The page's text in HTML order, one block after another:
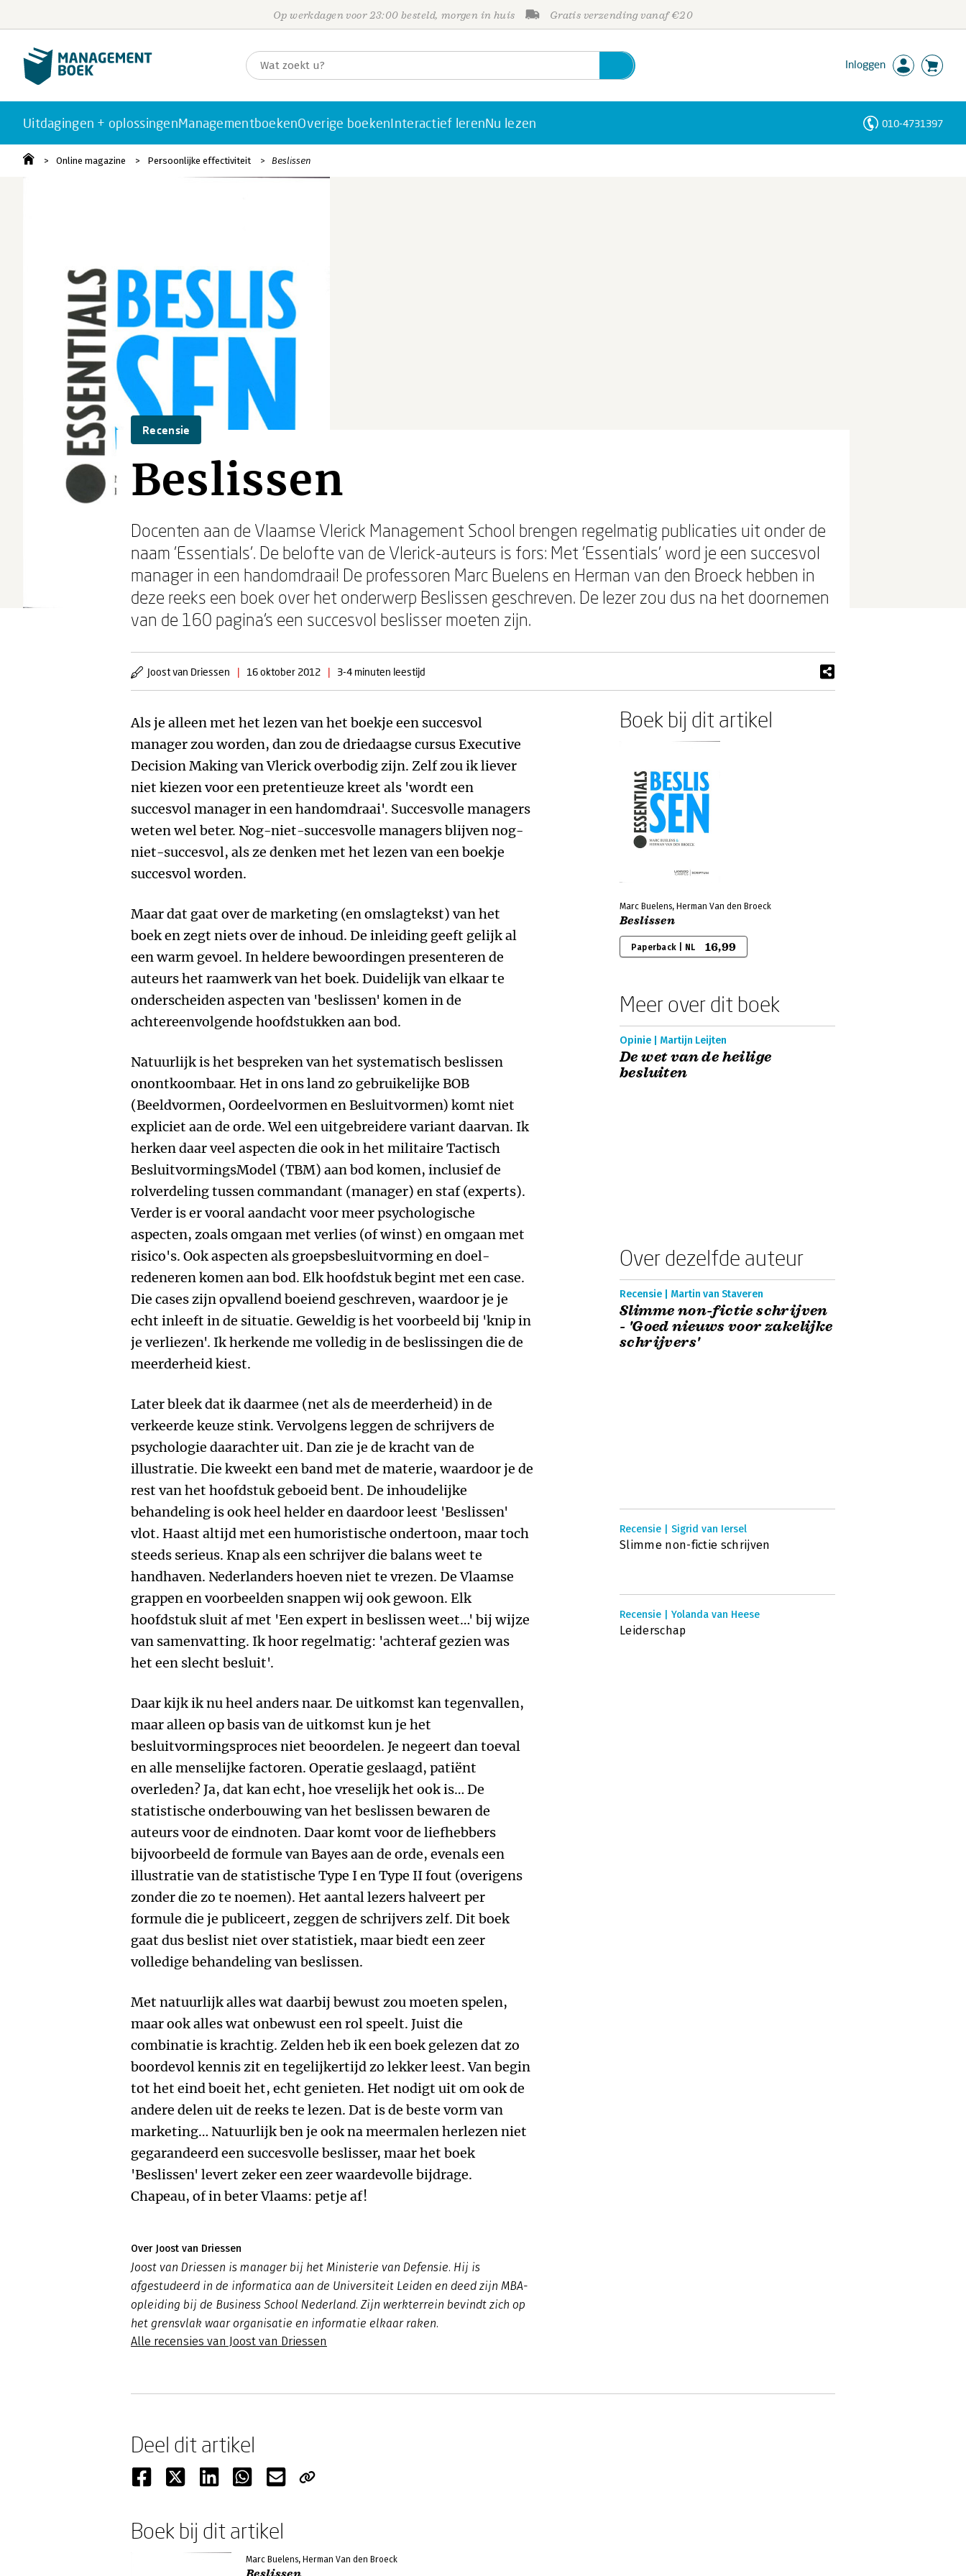
Op werkdagen voor 23:00 besteld, morgen in huis Gratis verzending vanaf €20
Inloggen
Uitdagingen + oplossingenManagementboekenOverige boekenInteractief lerenNu lezen 010-4731397
Online magazine Persoonlijke effectiviteit Beslissen
Recensie
Beslissen
Docenten aan de Vlaamse Vlerick Management School brengen regelmatig publicaties uit onder de
naam 'Essentials'. De belofte van de Vlerick-auteurs is fors: Met 'Essentials' word je een succesvol
manager in een handomdraai! De professoren Marc Buelens en Herman van den Broeck hebben in
deze reeks een boek over het onderwerp Beslissen geschreven. De lezer zou dus na het doornemen
van de 160 pagina's een succesvol beslisser moeten zijn.
Joost van Driessen | 16 oktober 2012 | 3-4 minuten leestijd
Als je alleen met het lezen van het boekje een succesvol
manager zou worden, dan zou de driedaagse cursus Executive
Decision Making van Vlerick overbodig zijn. Zelf zou ik liever
niet kiezen voor een pretentieuze kreet als 'wordt een
succesvol manager in een handomdraai'. Succesvolle managers
weten wel beter. Nog-niet-succesvolle managers blijven nog-
niet-succesvol, als ze denken met het lezen van een boekje
succesvol worden.
Maar dat gaat over de marketing (en omslagtekst) van het
boek en zegt niets over de inhoud. De inleiding geeft gelijk al
een warm gevoel. In heldere bewoordingen presenteren de
auteurs het raamwerk van het boek. Duidelijk van elkaar te
onderscheiden aspecten van 'beslissen' komen in de
achtereenvolgende hoofdstukken aan bod.
Natuurlijk is het bespreken van het systematisch beslissen
onontkoombaar. Het in ons land zo gebruikelijke BOB
(Beeldvormen, Oordeelvormen en Besluitvormen) komt niet
expliciet aan de orde. Wel een uitgebreidere variant daarvan. Ik
herken daar veel aspecten die ook in het militaire Tactisch
BesluitvormingsModel (TBM) aan bod komen, inclusief de
rolverdeling tussen commandant (manager) en staf (experts).
Verder is er vooral aandacht voor meer psychologische
aspecten, zoals omgaan met verlies (of winst) en omgaan met
risico's. Ook aspecten als groepsbesluitvorming en doel-
redeneren komen aan bod. Elk hoofdstuk begint met een case.
Die cases zijn opvallend boeiend geschreven, waardoor je je
echt inleeft in de situatie. Geweldig is het voorbeeld bij 'knip in
je verliezen'. Ik herkende me volledig in de beslissingen die de
meerderheid kiest.
Later bleek dat ik daarmee (net als de meerderheid) in de
verkeerde keuze stink. Vervolgens leggen de schrijvers de
psychologie daarachter uit. Dan zie je de kracht van de
illustratie. Die kweekt een band met de materie, waardoor je de
rest van het hoofdstuk geboeid bent. De inhoudelijke
behandeling is ook heel helder en daardoor leest 'Beslissen'
vlot. Haast altijd met een humoristische ondertoon, maar toch
steeds serieus. Knap als een schrijver die balans weet te
handhaven. Nederlanders hoeven niet te vrezen. De Vlaamse
grappen en voorbeelden snappen wij ook gewoon. Elk
hoofdstuk sluit af met 'Een expert in beslissen weet…' bij wijze
van samenvatting. Ik hoor regelmatig: 'achteraf gezien was
het een slecht besluit'.
Daar kijk ik nu heel anders naar. De uitkomst kan tegenvallen,
maar alleen op basis van de uitkomst kun je het
besluitvormingsproces niet beoordelen. Je negeert dan toeval
en alle menselijke factoren. Operatie geslaagd, patiënt
overleden? Ja, dat kan echt, hoe vreselijk het ook is… De
statistische onderbouwing van het beslissen bewaren de
auteurs voor de eindnoten. Daar komt voor de liefhebbers
bijvoorbeeld de formule van Bayes aan de orde, evenals een
illustratie van de statistische Type I en Type II fout (overigens
zonder die zo te noemen). Het aantal lezers halveert per
formule die je publiceert, zeggen de schrijvers zelf. Dit boek
gaat dus beslist niet over statistiek, maar biedt een zeer
volledige behandeling van beslissen.
Met natuurlijk alles wat daarbij bewust zou moeten spelen,
maar ook alles wat onbewust een rol speelt. Juist die
combinatie is krachtig. Zelden heb ik een boek gelezen dat zo
boordevol kennis zit en tegelijkertijd zo lekker leest. Van begin
tot het eind boeit het, echt genieten. Het nodigt uit om ook de
andere delen uit de reeks te lezen. Dat is de beste vorm van
marketing… Natuurlijk ben je ook na meermalen herlezen niet
gegarandeerd een succesvolle beslisser, maar het boek
'Beslissen' levert zeker een zeer waardevolle bijdrage.
Chapeau, of in beter Vlaams: petje af!
Over Joost van Driessen
Joost van Driessen is manager bij het Ministerie van Defensie. Hij is
afgestudeerd in de informatica aan de Universiteit Leiden en deed zijn MBA-
opleiding bij de Business School Nederland. Zijn werkterrein bevindt zich op
het grensvlak waar organisatie en informatie elkaar raken.
Alle recensies van Joost van Driessen
Boek bij dit artikel
Marc Buelens, Herman Van den Broeck
Beslissen
Paperback | NL 16,99
Meer over dit boek
Opinie | Martijn Leijten
De wet van de heilige
besluiten
Over dezelfde auteur
Recensie | Martin van Staveren
Slimme non-fictie schrijven
- 'Goed nieuws voor zakelijke
schrijvers'
Recensie | Sigrid van Iersel
Slimme non-fictie schrijven
Recensie | Yolanda van Heese
Leiderschap
Deel dit artikel
Boek bij dit artikel
Marc Buelens, Herman Van den Broeck
Personen